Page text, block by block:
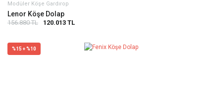
Modüler Köşe Gardırop
Lenor Köşe Dolap
156.880 TL 120.013 TL
%15 + %10